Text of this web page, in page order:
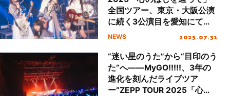
全国ツアー、東京・大阪公演
に続く3公演目を愛知にて開
催！
NEWS 2025.07.31
“迷い星のうた”から“目印のう
た”へ――MyGO!!!!!、3年の
進化を刻んだライブツア
ー“ZEPP TOUR 2025「心の